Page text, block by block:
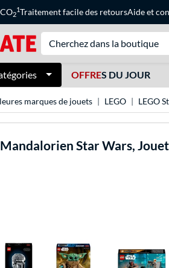
2
1Traitement facile des retoursAideet
OFFRES DU JOUR
marques de jouets LEGO LEGO
Star Wars,